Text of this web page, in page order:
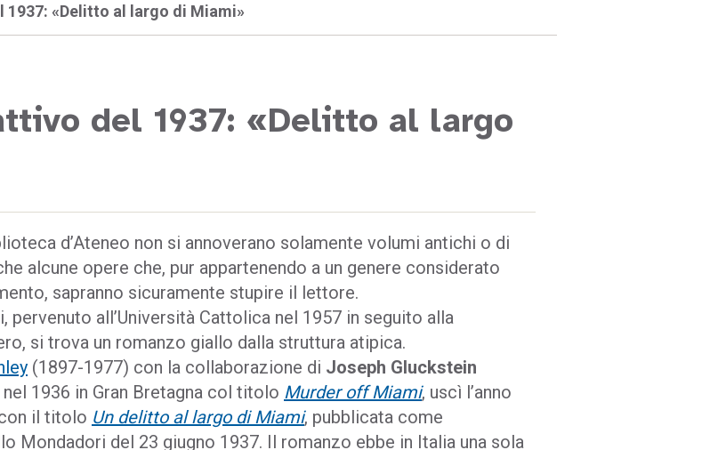
«Delitto al largo di Miami»
del 1937: «Delitto al largo
d’Ateneo non si annoverano solamente volumi antichi o di
alcune opere che, pur appartenendo a un genere considerato
sapranno sicuramente stupire il lettore.
pervenuto all’Università Cattolica nel 1957 in seguito alla
si trova un romanzo giallo dalla struttura atipica.
(1897-1977) con la collaborazione di Joseph Gluckstein
1936 in Gran Bretagna col titolo Murder off Miami, uscì l’anno
il titolo Un delitto al largo di Miami, pubblicata come
Mondadori del 23 giugno 1937. Il romanzo ebbe in Italia una sola